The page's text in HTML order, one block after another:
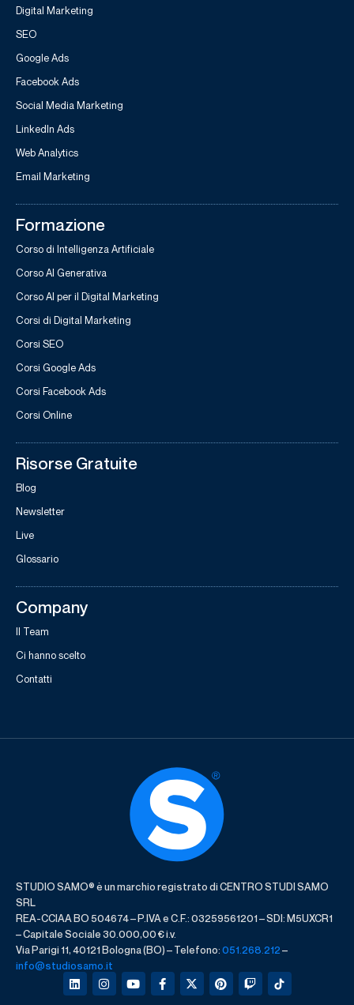
Digital Marketing
SEO
Google Ads
Facebook Ads
Social Media Marketing
LinkedIn Ads
Web Analytics
Email Marketing
Formazione
Corso di Intelligenza Artificiale
Corso AI Generativa
Corso AI per il Digital Marketing
Corsi di Digital Marketing
Corsi SEO
Corsi Google Ads
Corsi Facebook Ads
Corsi Online
Risorse Gratuite
Blog
Newsletter
Live
Glossario
Company
Il Team
Ci hanno scelto
Contatti
STUDIO SAMO® è un marchio registrato di CENTRO STUDI SAMO
SRL
REA-CCIAA BO 504674 – P.IVA e C.F.: 03259561201 – SDI: M5UXCR1
– Capitale Sociale 30.000,00 € i.v.
Via Parigi 11, 40121 Bologna (BO) – Telefono:051.268.212–
info@studiosamo.it